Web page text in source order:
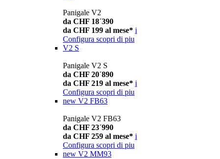
Panigale V2
da CHF 18´390
da CHF 199 al mese* i
Configura scopri di piu
V2 S
Panigale V2 S
da CHF 20´890
da CHF 219 al mese* i
Configura scopri di piu
new V2 FB63
Panigale V2 FB63
da CHF 23´990
da CHF 259 al mese* i
Configura scopri di piu
new V2 MM93